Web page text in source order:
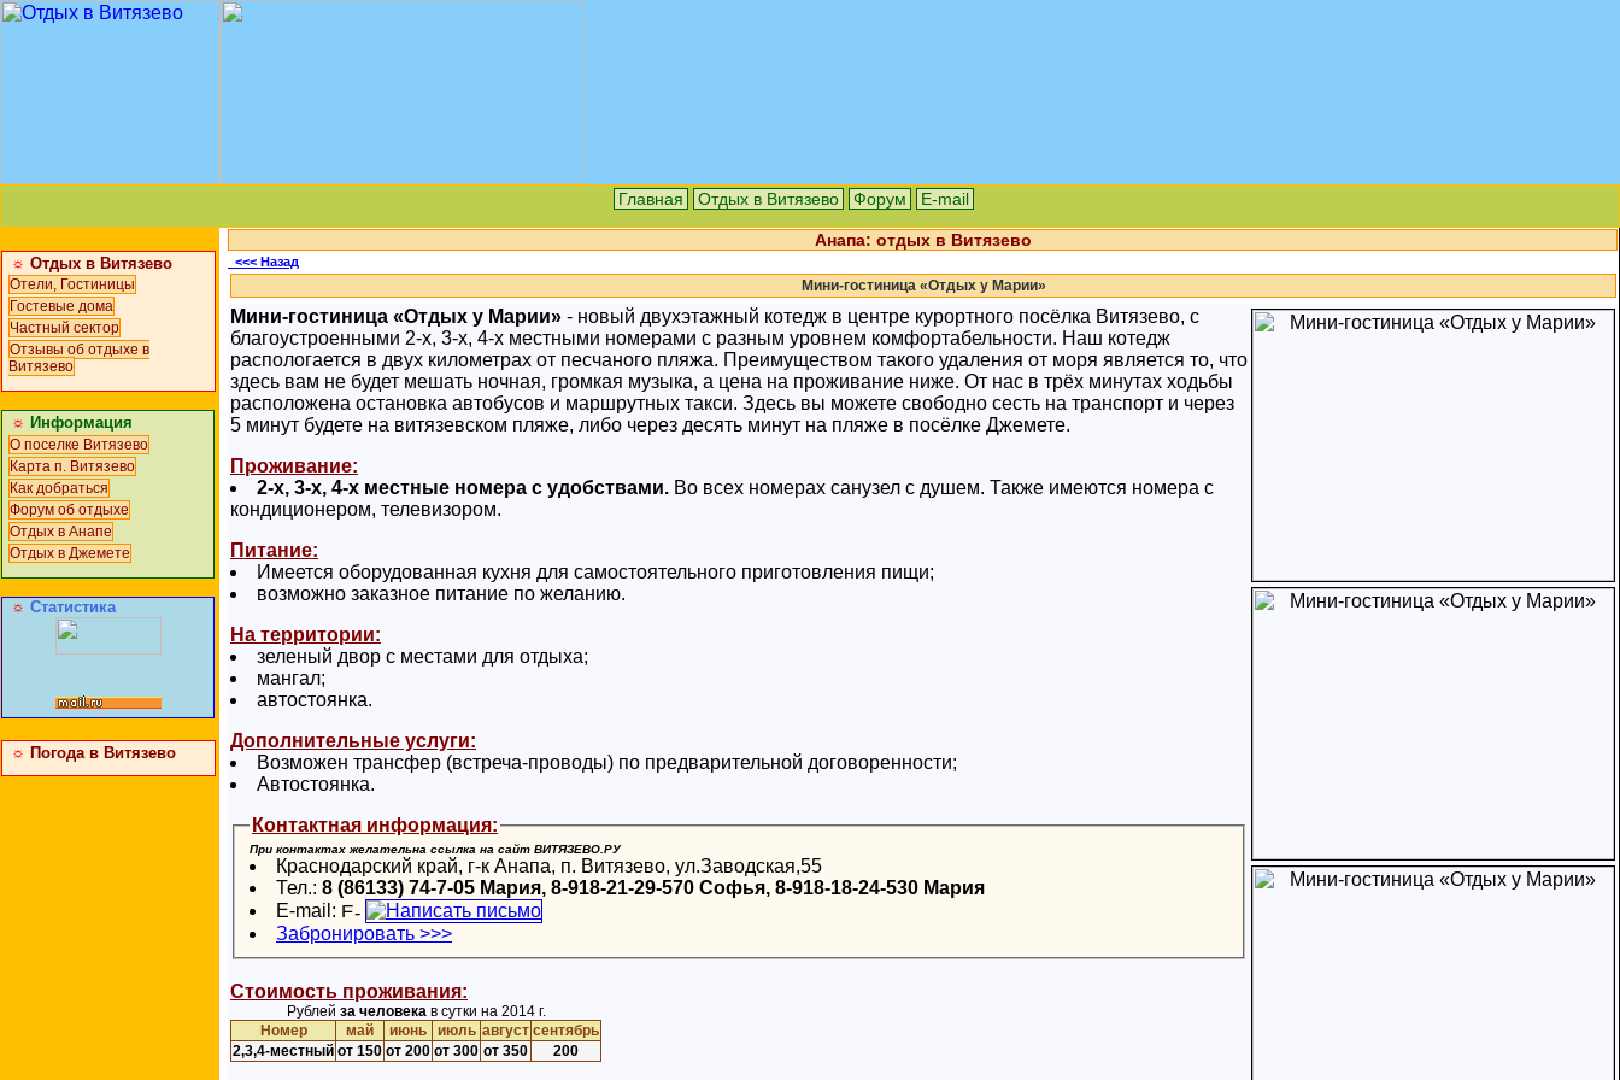
Главная Отдых в Витязево Форум E-mail
☼ Отдых в Витязево
Отели, Гостиницы
Гостевые дома
Частный сектор
Отзывы об отдыхе в
Витязево
☼ Информация
О поселке Витязево
Карта п. Витязево
Как добраться
Форум об отдыхе
Отдых в Анапе
Отдых в Джемете
☼ Статистика
☼ Погода в Витязево
Анапа: отдых в Витязево
<<< Назад
Мини-гостиница «Отдых у Марии»
Мини-гостиница «Отдых у Марии» - новый двухэтажный котедж в центре курортного посёлка Витязево, с
благоустроенными 2-х, 3-х, 4-х местными номерами с разным уровнем комфортабельности. Наш котедж
распологается в двух километрах от песчаного пляжа. Преимуществом такого удаления от моря является то, что
здесь вам не будет мешать ночная, громкая музыка, а цена на проживание ниже. От нас в трёх минутах ходьбы
расположена остановка автобусов и маршрутных такси. Здесь вы можете свободно сесть на транспорт и через
5 минут будете на витязевском пляже, либо через десять минут на пляже в посёлке Джемете.
Проживание:
2-х, 3-х, 4-х местные номера с удобствами. Во всех номерах санузел с душем. Также имеются номера с
кондиционером, телевизором.
Питание:
Имеется оборудованная кухня для самостоятельного приготовления пищи;
возможно заказное питание по желанию.
На территории:
зеленый двор с местами для отдыха;
мангал;
автостоянка.
Дополнительные услуги:
Возможен трансфер (встреча-проводы) по предварительной договоренности;
Автостоянка.
Контактная информация:
При контактах желательна ссылка на сайт ВИТЯЗЕВО.РУ
Краснодарский край, г-к Анапа, п. Витязево, ул.Заводская,55
Тел.: 8 (86133) 74-7-05 Мария, 8-918-21-29-570 Софья, 8-918-18-24-530 Мария
E-mail:
Забронировать >>>
Стоимость проживания:
Рублей за человекав сутки на 2014 г.
Номер
май июнь июль август сентябрь
2,3,4-местный от 150 от 200 от 300 от 350 200